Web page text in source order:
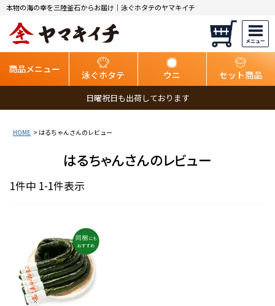
本物の海の幸を三陸釜石からお届け｜泳ぐホタテのヤマキイチ
商品メニュー 泳ぐホタテ ウニ セット商品
日曜祝日も出荷しております
HOME はるちゃんさんのレビュー
はるちゃんさんのレビュー
1件中 1-1件表示